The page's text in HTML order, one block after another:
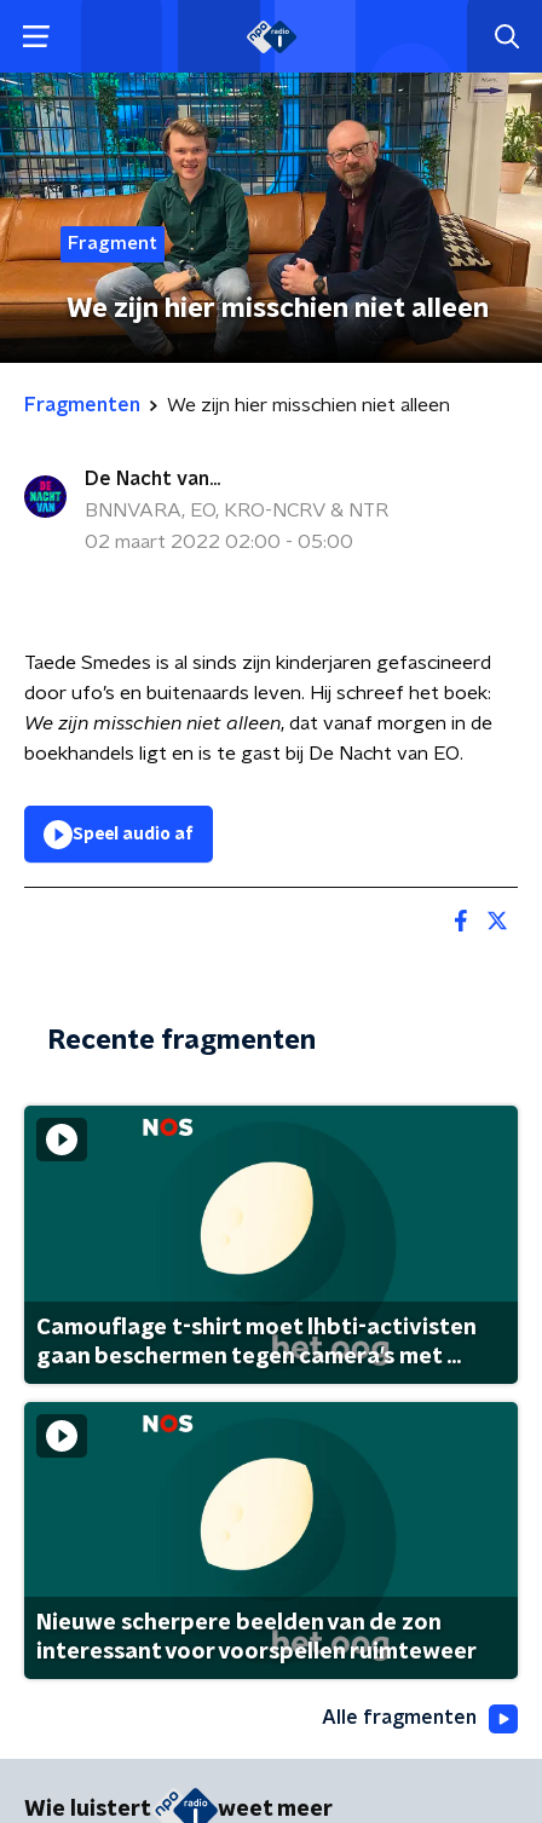
Fragment
We zijn hier misschien niet alleen
Fragmenten We zijn hier misschien niet alleen
De Nacht van...
BNNVARA, EO, KRO-NCRV & NTR
02 maart 2022 02:00 - 05:00
Taede Smedes is al sinds zijn kinderjaren gefascineerd
door ufo’s en buitenaards leven. Hij schreef het boek:
We zijn misschien niet alleen, dat vanaf morgen in de
boekhandels ligt en is te gast bij De Nacht van EO.
Speel audio af
Recente fragmenten
Camouflage t-shirt moet lhbti-activisten
gaan beschermen tegen camera's met ...
Nieuwe scherpere beelden van de zon
interessant voor voorspellen ruimteweer
Alle fragmenten
Wie luistert weet meer